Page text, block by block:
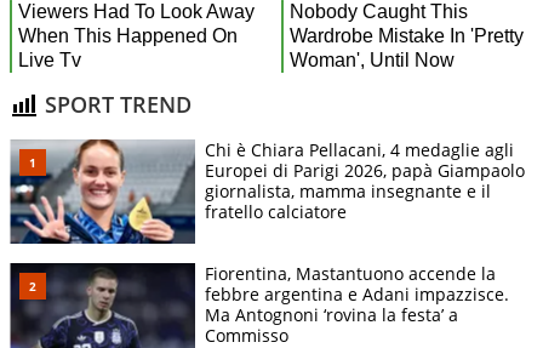
SPORT TREND
Chi è Chiara Pellacani, 4 medaglie agli
Europei di Parigi 2026, papà Giampaolo
giornalista, mamma insegnante e il
fratello calciatore
Fiorentina, Mastantuono accende la
febbre argentina e Adani impazzisce.
Ma Antognoni ‘rovina la festa’ a
Commisso